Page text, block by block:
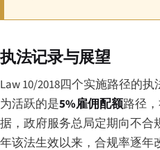
执法记录与展望
Law 10/2018四个实施路径的
为活跃的是5%雇佣配额路径
据，政府服务总局定期向不合
年该法生效以来，合规率逐年